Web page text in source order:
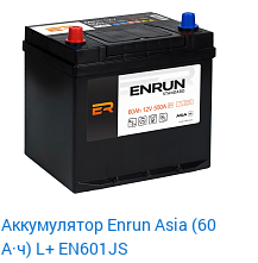
Аккумулятор Enrun Asia (60
А·ч) L+ EN601JS